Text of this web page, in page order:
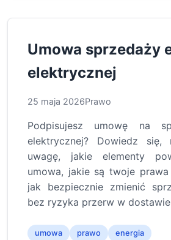
Umowa sprzedaży
elektrycznej
25 maja 2026Prawo
Podpisujesz umowę na
elektrycznej? Dowiedz
uwagę, jakie elementy
umowa, jakie są twoje
jak bezpiecznie zmienić
bez ryzyka przerw w
umowa prawo energia